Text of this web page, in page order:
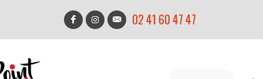
02 41 60 47 47